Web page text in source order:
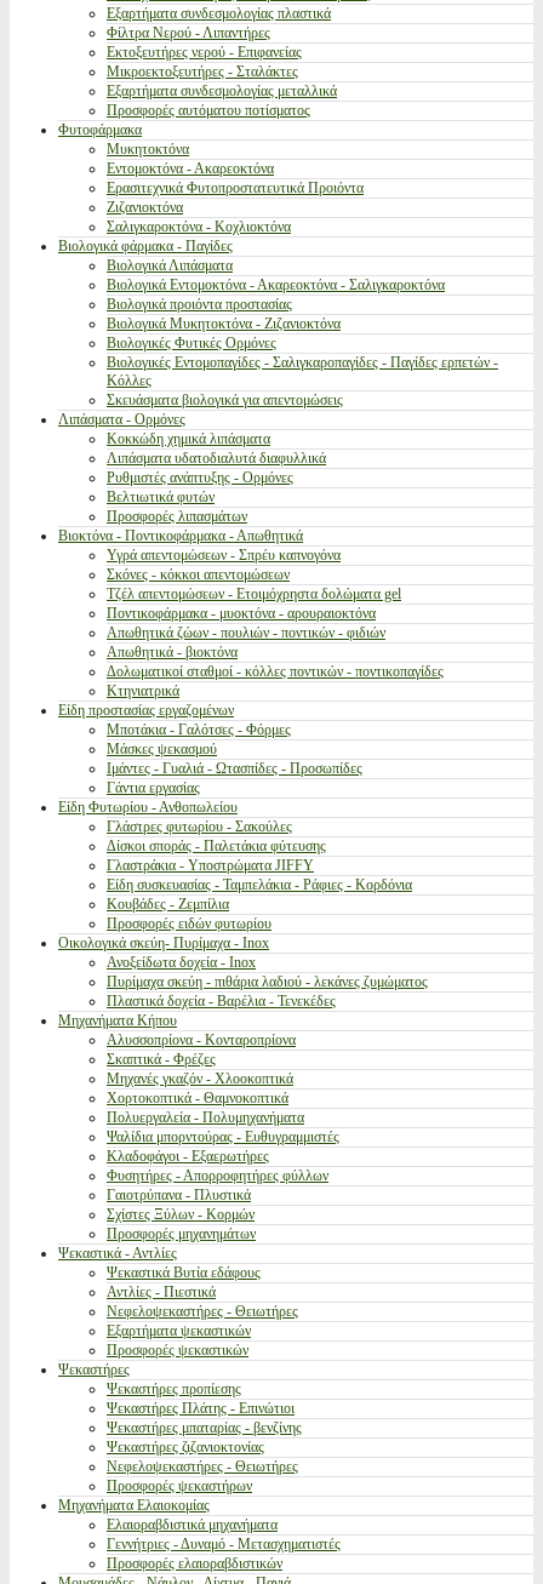
Εξαρτήματα συνδεσμολογίας πλαστικά
Φίλτρα Νερού - Λιπαντήρες
Εκτοξευτήρες νερού - Επιφανείας
Μικροεκτοξευτήρες - Σταλάκτες
Εξαρτήματα συνδεσμολογίας μεταλλικά
Προσφορές αυτόματου ποτίσματος
Φυτοφάρμακα
Μυκητοκτόνα
Εντομοκτόνα - Ακαρεοκτόνα
Ερασιτεχνικά Φυτοπροστατευτικά Προιόντα
Ζιζανιοκτόνα
Σαλιγκαροκτόνα - Κοχλιοκτόνα
Βιολογικά φάρμακα - Παγίδες
Βιολογικά Λιπάσματα
Βιολογικά Εντομοκτόνα - Ακαρεοκτόνα - Σαλιγκαροκτόνα
Βιολογικά προιόντα προστασίας
Βιολογικά Μυκητοκτόνα - Ζιζανιοκτόνα
Βιολογικές Φυτικές Ορμόνες
Βιολογικές Εντομοπαγίδες - Σαλιγκαροπαγίδες - Παγίδες ερπετών -
Κόλλες
Σκευάσματα βιολογικά για απεντομώσεις
Λιπάσματα - Ορμόνες
Κοκκώδη χημικά λιπάσματα
Λιπάσματα υδατοδιαλυτά διαφυλλικά
Ρυθμιστές ανάπτυξης - Ορμόνες
Βελτιωτικά φυτών
Προσφορές λιπασμάτων
Βιοκτόνα - Ποντικοφάρμακα - Απωθητικά
Υγρά απεντομώσεων - Σπρέυ καπνογόνα
Σκόνες - κόκκοι απεντομώσεων
Τζέλ απεντομώσεων - Ετοιμόχρηστα δολώματα gel
Ποντικοφάρμακα - μυοκτόνα - αρουραιοκτόνα
Απωθητικά ζώων - πουλιών - ποντικών - φιδιών
Απωθητικά - βιοκτόνα
Δολωματικοί σταθμοί - κόλλες ποντικών - ποντικοπαγίδες
Κτηνιατρικά
Είδη προστασίας εργαζομένων
Μποτάκια - Γαλότσες - Φόρμες
Μάσκες ψεκασμού
Ιμάντες - Γυαλιά - Ωτασπίδες - Προσωπίδες
Γάντια εργασίας
Είδη Φυτωρίου - Ανθοπωλείου
Γλάστρες φυτωρίου - Σακούλες
Δίσκοι σποράς - Παλετάκια φύτευσης
Γλαστράκια - Υποστρώματα JIFFY
Είδη συσκευασίας - Ταμπελάκια - Ράφιες - Κορδόνια
Κουβάδες - Ζεμπίλια
Προσφορές ειδών φυτωρίου
Οικολογικά σκεύη- Πυρίμαχα - Inox
Ανοξείδωτα δοχεία - Inox
Πυρίμαχα σκεύη - πιθάρια λαδιού - λεκάνες ζυμώματος
Πλαστικά δοχεία - Βαρέλια - Τενεκέδες
Μηχανήματα Κήπου
Αλυσσοπρίονα - Κονταροπρίονα
Σκαπτικά - Φρέζες
Μηχανές γκαζόν - Χλοοκοπτικά
Χορτοκοπτικά - Θαμνοκοπτικά
Πολυεργαλεία - Πολυμηχανήματα
Ψαλίδια μπορντούρας - Ευθυγραμμιστές
Κλαδοφάγοι - Εξαερωτήρες
Φυσητήρες - Απορροφητήρες φύλλων
Γαιοτρύπανα - Πλυστικά
Σχίστες Ξύλων - Κορμών
Προσφορές μηχανημάτων
Ψεκαστικά - Αντλίες
Ψεκαστικά Βυτία εδάφους
Αντλίες - Πιεστικά
Νεφελοψεκαστήρες - Θειωτήρες
Εξαρτήματα ψεκαστικών
Προσφορές ψεκαστικών
Ψεκαστήρες
Ψεκαστήρες προπίεσης
Ψεκαστήρες Πλάτης - Επινώτιοι
Ψεκαστήρες μπαταρίας - βενζίνης
Ψεκαστήρες ζιζανιοκτονίας
Νεφελοψεκαστήρες - Θειωτήρες
Προσφορές ψεκαστήρων
Μηχανήματα Ελαιοκομίας
Ελαιοραβδιστικά μηχανήματα
Γεννήτριες - Δυναμό - Μετασχηματιστές
Προσφορές ελαιοραβδιστικών